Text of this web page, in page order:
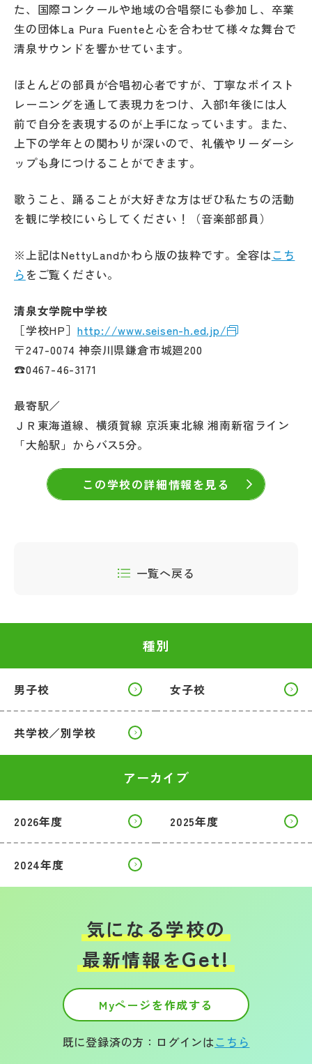
た、国際コンクールや地域の合唱祭にも参加し、卒業
生の団体La Pura Fuenteと心を合わせて様々な舞台で
清泉サウンドを響かせています。
ほとんどの部員が合唱初心者ですが、丁寧なボイスト
レーニングを通して表現力をつけ、入部1年後には人
前で自分を表現するのが上手になっています。また、
上下の学年との関わりが深いので、礼儀やリーダーシ
ップも身につけることができます。
歌うこと、踊ることが大好きな方はぜひ私たちの活動
を観に学校にいらしてください！（音楽部部員）
※上記はNettyLandかわら版の抜粋です。全容はこち
ら をご覧ください。
清泉女学院中学校
［学校HP］ http://www.seisen-h.ed.jp/
〒247-0074 神奈川県鎌倉市城廻200
☎0467-46-3171
最寄駅／
ＪＲ東海道線、横須賀線 京浜東北線 湘南新宿ライン
「大船駅」からバス5分。
この学校の詳細情報を見る
一覧へ戻る
種別
男子校 女子校
共学校／別学校
アーカイブ
2026年度 2025年度
2024年度
気になる学校の
最新情報をGet!
Myページを作成する
既に登録済の方：ログインはこちら